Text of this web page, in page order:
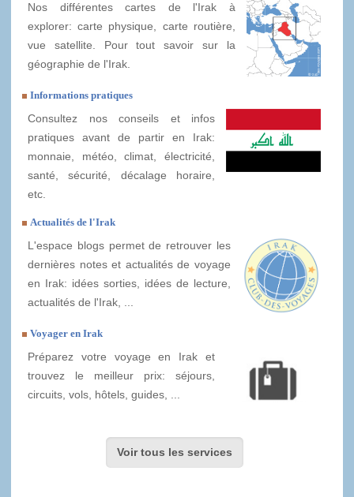
Nos différentes cartes de l'Irak à
explorer: carte physique, carte routière,
vue satellite. Pour tout savoir sur la
géographie de l'Irak.
Informations pratiques
Consultez nos conseils et infos
pratiques avant de partir en Irak:
monnaie, météo, climat, électricité,
santé, sécurité, décalage horaire,
etc.
Actualités de l'Irak
L'espace blogs permet de retrouver les
dernières notes et actualités de voyage
en Irak: idées sorties, idées de lecture,
actualités de l'Irak, ...
Voyager en Irak
Préparez votre voyage en Irak et
trouvez le meilleur prix: séjours,
circuits, vols, hôtels, guides, ...
Voir tous les services